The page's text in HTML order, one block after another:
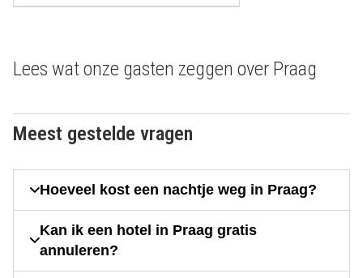
Lees wat onze gasten zeggen over Praag
Meest gestelde vragen
Hoeveel kost een nachtje weg in Praag?
Kan ik een hotel in Praag gratis
annuleren?